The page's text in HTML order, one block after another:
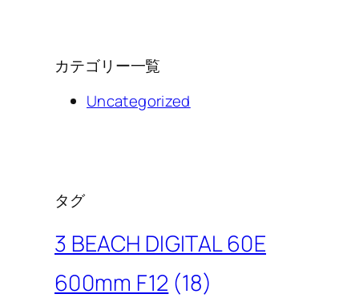
カテゴリー一覧
Uncategorized
タグ
3 BEACH DIGITAL 60E
600mm F12 (18)